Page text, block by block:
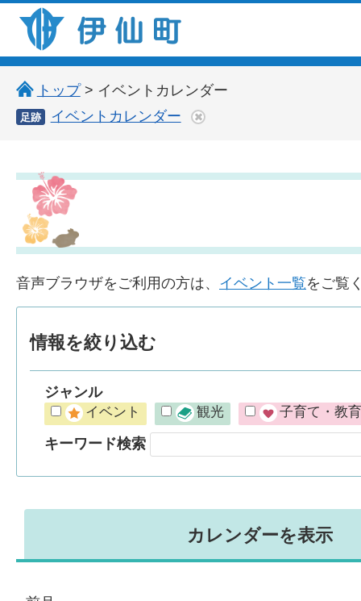
伊仙町 健康・長寿と子宝の町
トップ> イベントカレンダー
足跡 イベントカレンダー
音声ブラウザをご利用の方は、 イベント一覧をご覧
情報を絞り込む
ジャンル
イベント 観光 子育て・教
キーワード検索
カレンダーを表示